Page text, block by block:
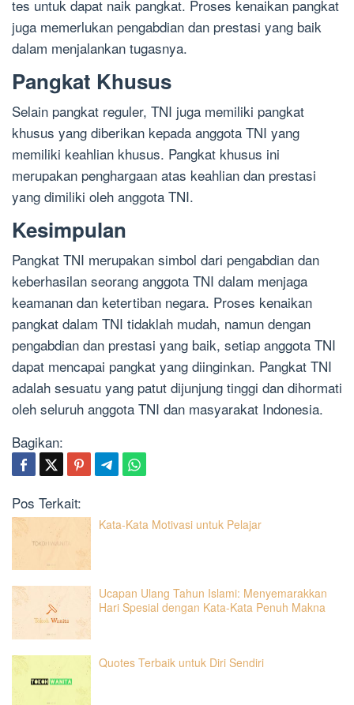
tes untuk dapat naik pangkat. Proses kenaikan pangkat
juga memerlukan pengabdian dan prestasi yang baik
dalam menjalankan tugasnya.
Pangkat Khusus
Selain pangkat reguler, TNI juga memiliki pangkat
khusus yang diberikan kepada anggota TNI yang
memiliki keahlian khusus. Pangkat khusus ini
merupakan penghargaan atas keahlian dan prestasi
yang dimiliki oleh anggota TNI.
Kesimpulan
Pangkat TNI merupakan simbol dari pengabdian dan
keberhasilan seorang anggota TNI dalam menjaga
keamanan dan ketertiban negara. Proses kenaikan
pangkat dalam TNI tidaklah mudah, namun dengan
pengabdian dan prestasi yang baik, setiap anggota TNI
dapat mencapai pangkat yang diinginkan. Pangkat TNI
adalah sesuatu yang patut dijunjung tinggi dan dihormati
oleh seluruh anggota TNI dan masyarakat Indonesia.
Bagikan:
Pos Terkait:
Kata-Kata Motivasi untuk Pelajar
Ucapan Ulang Tahun Islami: Menyemarakkan
Hari Spesial dengan Kata-Kata Penuh Makna
Quotes Terbaik untuk Diri Sendiri